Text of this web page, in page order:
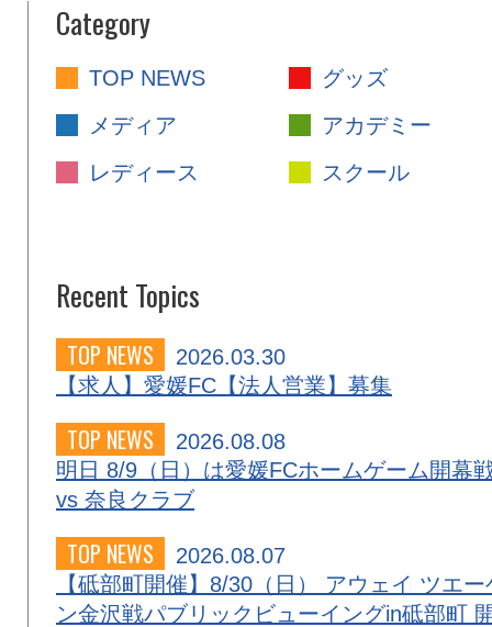
Category
TOP NEWS
グッズ
メディア
アカデミー
レディース
スクール
Recent Topics
TOP NEWS
2026.03.30
【求人】愛媛FC【法人営業】募集
TOP NEWS
2026.08.08
明日 8/9（日）は愛媛FCホームゲーム開幕
vs 奈良クラブ
TOP NEWS
2026.08.07
【砥部町開催】8/30（日） アウェイ ツエー
ン金沢戦パブリックビューイングin砥部町